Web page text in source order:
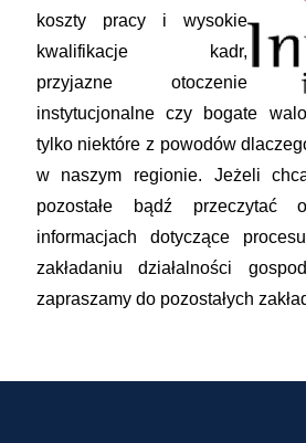
koszty
pracy i wysokie
kwalifikacje
kadr,
przyjazne otoczenie
instytucjonalne czy bogate
tylko niektóre z powodów
w naszym regionie. Jeżeli
pozostałe bądź przeczytać
informacjach dotyczące
zakładaniu działalności
zapraszamy do pozostałych